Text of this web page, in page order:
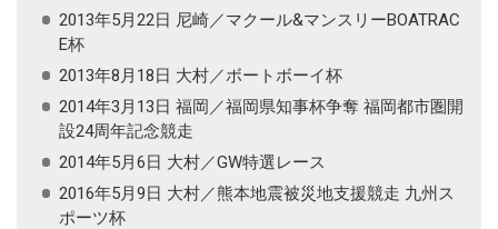
2013年5月22日 尼崎／マクール&マンスリーBOATRAC
E杯
2013年8月18日 大村／ボートボーイ杯
2014年3月13日 福岡／福岡県知事杯争奪 福岡都市圏開
設24周年記念競走
2014年5月6日 大村／GW特選レース
2016年5月9日 大村／熊本地震被災地支援競走 九州ス
ポーツ杯